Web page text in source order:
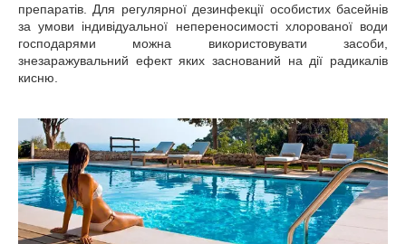
препаратів. Для регулярної дезинфекції особистих басейнів
за умови індивідуальної непереносимості хлорованої води
господарями можна використовувати засоби,
знезаражувальний ефект яких заснований на дії радикалів
кисню.